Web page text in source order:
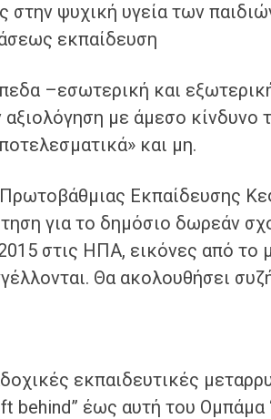
στην ψυχική υγεία των
εκπαίδευση
–εσωτερική και
με άμεσο κίνδυνο
και μη.
Εκπαίδευσης
για το δημόσιο δωρεάν
στις ΗΠΑ, εικόνες από το
Θα ακολουθήσει
εκπαιδευτικές
behind” έως αυτή του Ομπάμα